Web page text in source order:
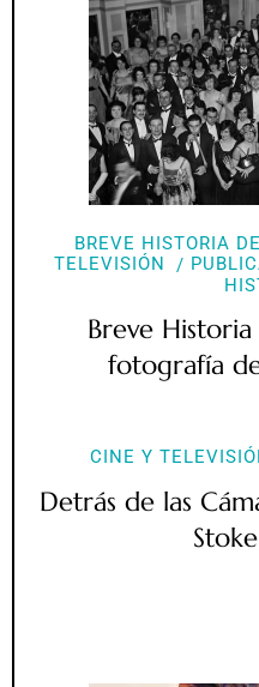
BREVE HISTORIA
TELEVISIÓN
Breve
fotografía
CINE Y
Detrás de las